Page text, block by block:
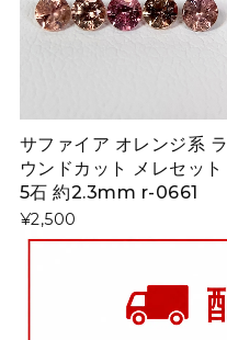
サファイア オレンジ系 ラ
ウンドカット メレセット
5石 約2.3mm r-0661
¥2,500